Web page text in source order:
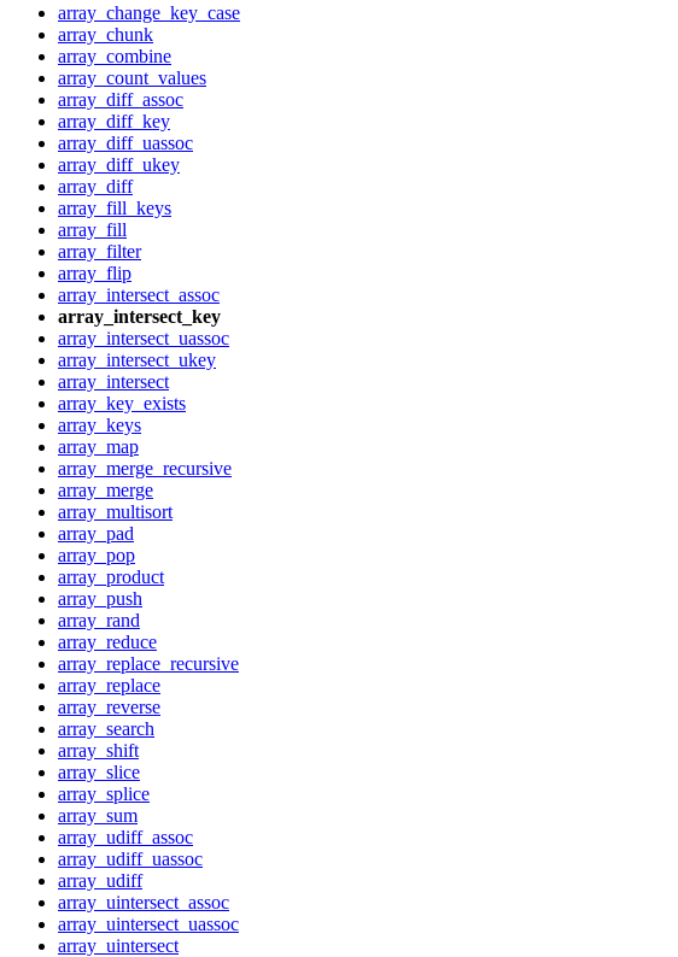
array_change_key_case
array_chunk
array_combine
array_count_values
array_diff_assoc
array_diff_key
array_diff_uassoc
array_diff_ukey
array_diff
array_fill_keys
array_fill
array_filter
array_flip
array_intersect_assoc
array_intersect_key
array_intersect_uassoc
array_intersect_ukey
array_intersect
array_key_exists
array_keys
array_map
array_merge_recursive
array_merge
array_multisort
array_pad
array_pop
array_product
array_push
array_rand
array_reduce
array_replace_recursive
array_replace
array_reverse
array_search
array_shift
array_slice
array_splice
array_sum
array_udiff_assoc
array_udiff_uassoc
array_udiff
array_uintersect_assoc
array_uintersect_uassoc
array_uintersect